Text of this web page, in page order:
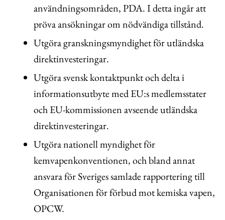
användningsområden, PDA. I detta ingår att
pröva ansökningar om nödvändiga tillstånd.
Utgöra granskningsmyndighet för utländska
direktinvesteringar.
Utgöra svensk kontaktpunkt och delta i
informationsutbyte med EU:s medlemsstater
och EU-kommissionen avseende utländska
direktinvesteringar.
Utgöra nationell myndighet för
kemvapenkonventionen, och bland annat
ansvara för Sveriges samlade rapportering till
Organisationen för förbud mot kemiska vapen,
OPCW.